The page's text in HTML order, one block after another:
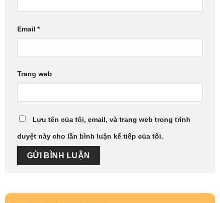
Email *
Trang web
Lưu tên của tôi, email, và trang web trong trình
duyệt này cho lần bình luận kế tiếp của tôi.